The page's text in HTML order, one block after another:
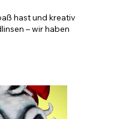
hast und kreativ
– wir haben